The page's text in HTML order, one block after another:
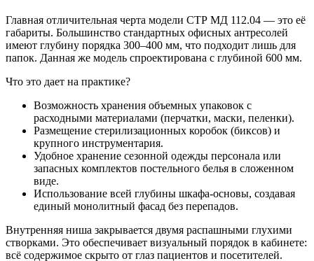
Главная отличительная черта модели СТР МД 112.04 — это её
габариты. Большинство стандартных офисных антресолей
имеют глубину порядка 300–400 мм, что подходит лишь для
папок. Данная же модель спроектирована с глубиной 600 мм.
Что это дает на практике?
Возможность хранения объемных упаковок с
расходными материалами (перчатки, маски, пеленки).
Размещение стерилизационных коробок (биксов) и
крупного инструментария.
Удобное хранение сезонной одежды персонала или
запасных комплектов постельного белья в сложенном
виде.
Использование всей глубины шкафа-основы, создавая
единый монолитный фасад без перепадов.
Внутренняя ниша закрывается двумя распашными глухими
створками. Это обеспечивает визуальный порядок в кабинете:
всё содержимое скрыто от глаз пациентов и посетителей.